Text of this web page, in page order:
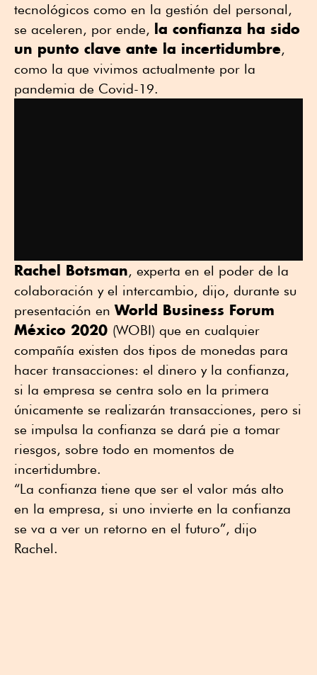
tecnológicos como en la gestión del personal,
se aceleren, por ende, la confianza ha sido
un punto clave ante la incertidumbre,
como la que vivimos actualmente por la
pandemia de Covid-19.
Rachel Botsman, experta en el poder de la
colaboración y el intercambio, dijo, durante su
presentación enWorld Business Forum
México 2020 (WOBI) que en cualquier
compañía existen dos tipos de monedas para
hacer transacciones: el dinero y la confianza,
si la empresa se centra solo en la primera
únicamente se realizarán transacciones, pero si
se impulsa la confianza se dará pie a tomar
riesgos, sobre todo en momentos de
incertidumbre.
“La confianza tiene que ser el valor más alto
en la empresa, si uno invierte en la confianza
se va a ver un retorno en el futuro”, dijo
Rachel.